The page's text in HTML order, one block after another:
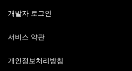
개발자 로그인
서비스 약관
개인정보처리방침